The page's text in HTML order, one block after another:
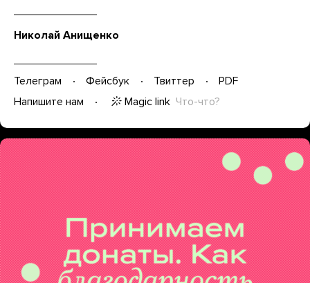
Николай Анищенко
Телеграм Фейсбук Твиттер
PDF
Напишите нам
Magic link Что-что?